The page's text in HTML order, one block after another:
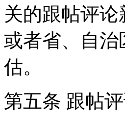
关的跟帖评
或者省、自
估。
第五条 跟帖